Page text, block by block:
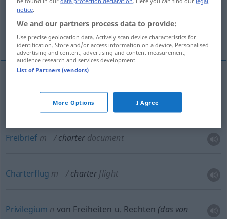
Chartepartie
Charterung, Mieten, Befrachten
f charterdocument
charterdocument
Freibriefm charter document
Charterflug m charter flight
Privilegium n von Freiheiten u. Rechten (das von
notice.
We and our partners process data to provide:
Use precise geolocation data. Actively scan device characteristics for
identification. Store and/or access information on a device. Personalised
advertising and content, advertising and content measurement,
audience research and services development.
List of Partners (vendors)
More Options I Agree